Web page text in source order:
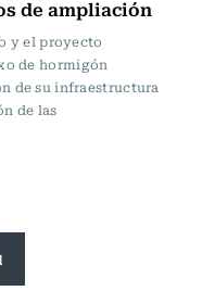
de ampliación
y el proyecto
de hormigón
de su infraestructura
de las